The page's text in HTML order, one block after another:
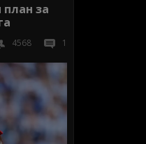
за
4568 1